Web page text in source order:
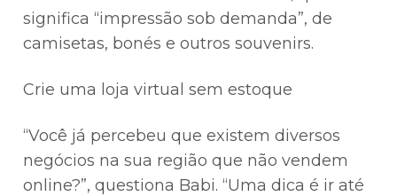
significa “impressão sob demanda”, de
camisetas, bonés e outros souvenirs.
Crie uma loja virtual sem estoque
“Você já percebeu que existem diversos
negócios na sua região que não vendem
online?”, questiona Babi. “Uma dica é ir até